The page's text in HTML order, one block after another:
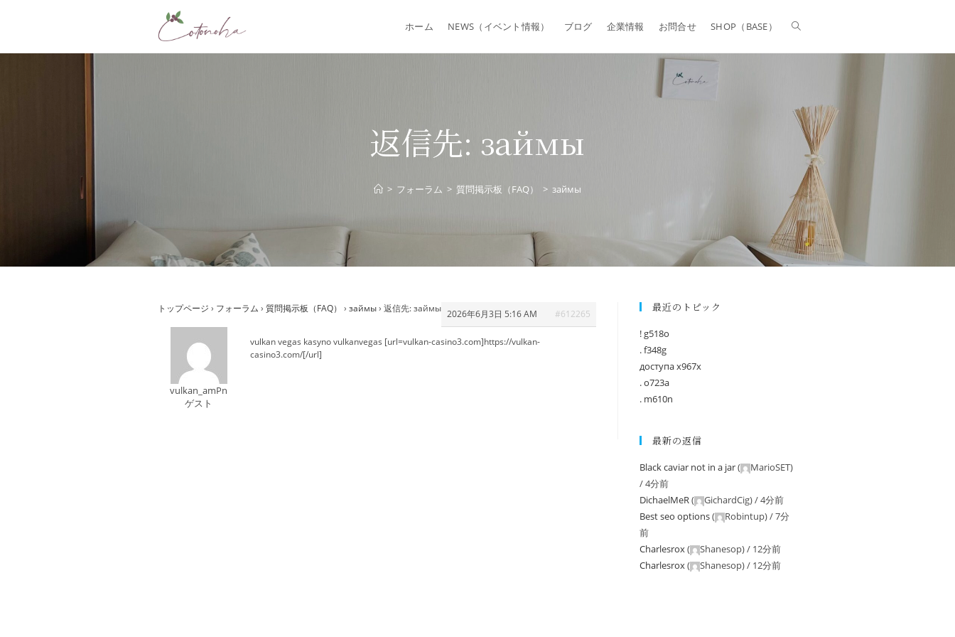
ホーム NEWS（イベント情報） ブログ 企業情報 お問合せ SHOP（BASE）
返信先: займы
> フォーラム > 質問掲示板（FAQ） > займы
トップページ › フォーラム › 質問掲示板（FAQ） › займы› 返信先: займы 2026年6月3日 5:16 AM #612265
vulkan_amPn
ゲスト
vulkan vegas kasyno vulkanvegas [url=vulkan-casino3.com]https://vulkan-
casino3.com/[/url]
最近のトピック
! g518o
. f348g
доступа x967x
. o723a
. m610n
最新の返信
Black caviar not in a jar( MarioSET)
/4分前
DichaelMeR( GichardCig) /4分前
Best seo options( Robintup) /7分
前
Charlesrox( Shanesop) / 12分前
Charlesrox( Shanesop) / 12分前